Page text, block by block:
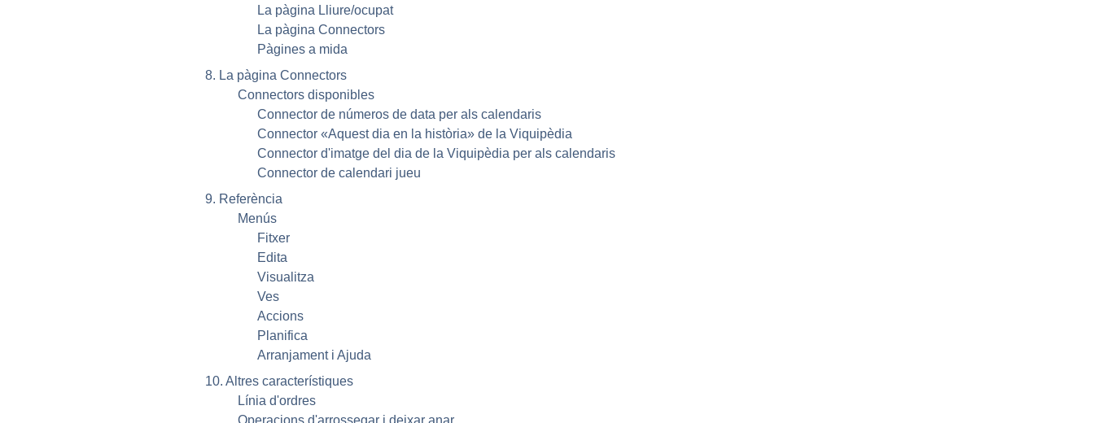
La pàgina Lliure/ocupat
La pàgina Connectors
Pàgines a mida
8. La pàgina Connectors
Connectors disponibles
Connector de números de data per als calendaris
Connector «Aquest dia en la història» de la Viquipèdia
Connector d'imatge del dia de la Viquipèdia per als calendaris
Connector de calendari jueu
9. Referència
Menús
Fitxer
Edita
Visualitza
Ves
Accions
Planifica
Arranjament i Ajuda
10. Altres característiques
Línia d'ordres
Operacions d'arrossegar i deixar anar